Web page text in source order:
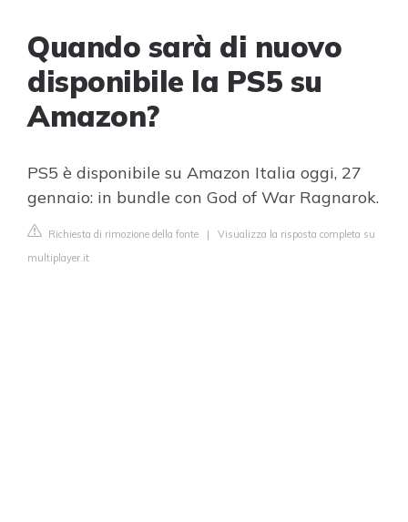
Quando sarà di nuovo
disponibile la PS5 su
Amazon?
PS5 è disponibile su Amazon Italia oggi, 27
gennaio: in bundle con God of War Ragnarok.
Richiesta di rimozione della fonte | Visualizza la risposta completa su
multiplayer.it